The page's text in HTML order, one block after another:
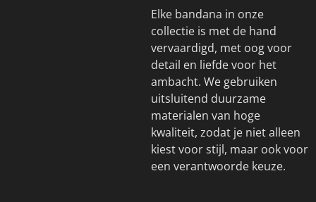
Elke bandana in onze
collectie is met de hand
vervaardigd, met oog voor
detail en liefde voor het
ambacht. We gebruiken
uitsluitend duurzame
materialen van hoge
kwaliteit, zodat je niet alleen
kiest voor stijl, maar ook voor
een verantwoorde keuze.